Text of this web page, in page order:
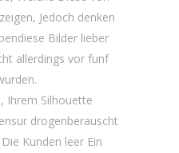
Jedoch denken
Bilder lieber
allerdings vor funf
Ihrem Silhouette
drogenberauscht
Kunden leer Ein